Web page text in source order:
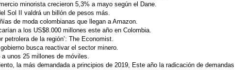
minorista crecieron 5,3% a mayo según el Dane.
Sol II valdrá un billón de pesos más.
de moda colombianas que llegan a Amazon.
a los US$8.000 millones este año en Colombia.
petrolera de la región’: The Economist.
busca reactivar el sector minero.
unos 25 millones de móviles.
la más demandada a principios de 2019, Este año la radicación de demandas